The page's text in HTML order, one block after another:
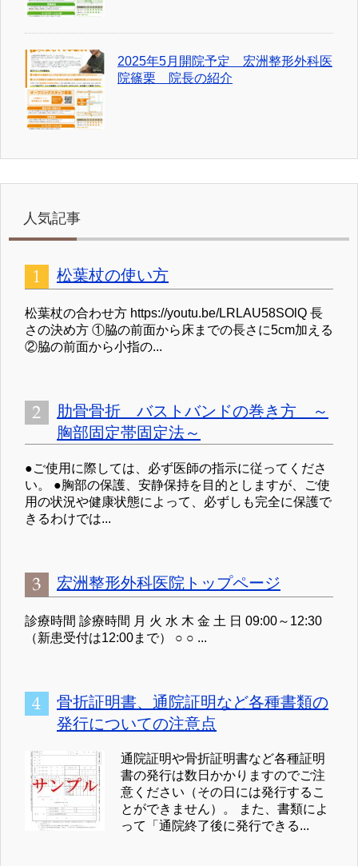
2025年5月開院予定 宏洲整形外科医
院篠栗 院長の紹介
人気記事
松葉杖の使い方
松葉杖の合わせ方 https://youtu.be/LRLAU58SOlQ 長
さの決め方 ①脇の前面から床までの長さに5cm加える
②脇の前面から小指の...
肋骨骨折 バストバンドの巻き方 ～
胸部固定帯固定法～
●ご使用に際しては、必ず医師の指示に従ってくださ
い。 ●胸部の保護、安静保持を目的としますが、ご使
用の状況や健康状態によって、必ずしも完全に保護で
きるわけでは...
宏洲整形外科医院トップページ
診療時間 診療時間 月 火 水 木 金 土 日 09:00～12:30
（新患受付は12:00まで） ○ ○ ...
骨折証明書、通院証明など各種書類の
発行についての注意点
通院証明や骨折証明書など各種証明
書の発行は数日かかりますのでご注
意ください（その日には発行するこ
とができません）。 また、書類によ
って「通院終了後に発行できる...